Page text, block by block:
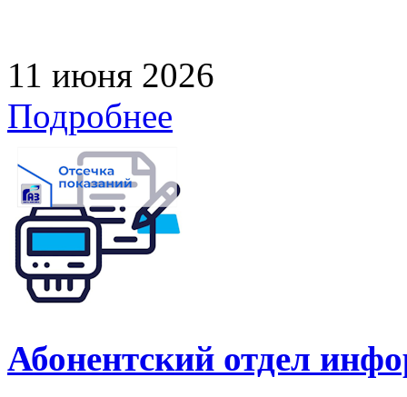
11 июня 2026
Подробнее
Абонентский отдел